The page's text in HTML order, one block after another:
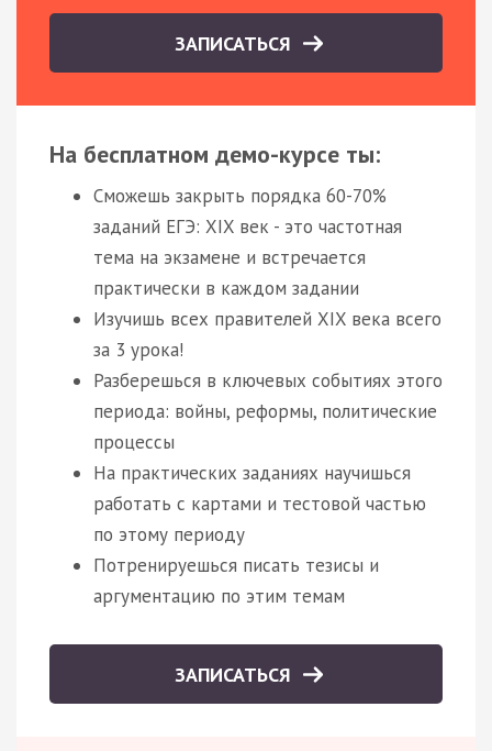
ЗАПИСАТЬСЯ
На бесплатном демо-курсе ты:
Сможешь закрыть порядка 60-70%
заданий ЕГЭ: XIX век - это частотная
тема на экзамене и встречается
практически в каждом задании
Изучишь всех правителей XIX века всего
за 3 урока!
Разберешься в ключевых событиях этого
периода: войны, реформы, политические
процессы
На практических заданиях научишься
работать с картами и тестовой частью
по этому периоду
Потренируешься писать тезисы и
аргументацию по этим темам
ЗАПИСАТЬСЯ